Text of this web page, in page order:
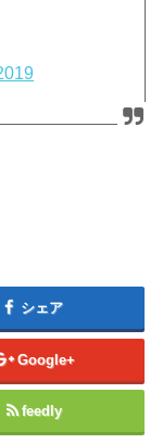
シェア
Google+
feedly